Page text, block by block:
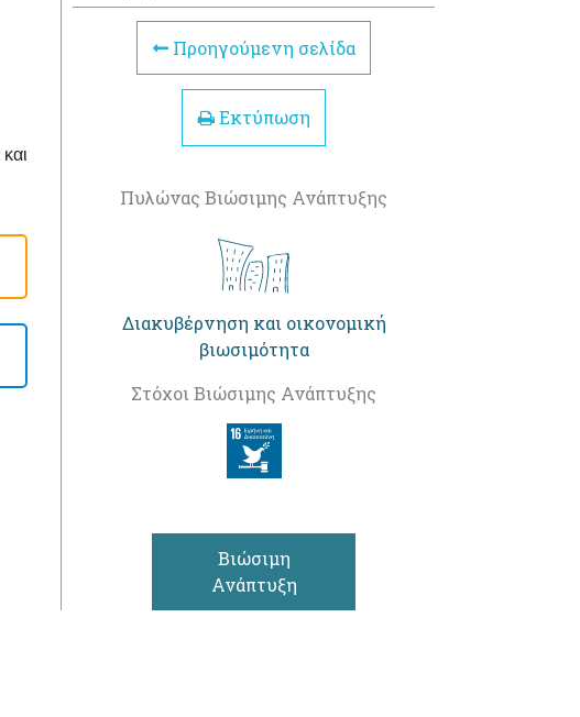
και
Προηγούμενη σελίδα
Εκτύπωση
Πυλώνας Βιώσιμης Ανάπτυξης
Διακυβέρνηση και οικονομική
βιωσιμότητα
Στόχοι Βιώσιμης Ανάπτυξης
Βιώσιμη
Ανάπτυξη